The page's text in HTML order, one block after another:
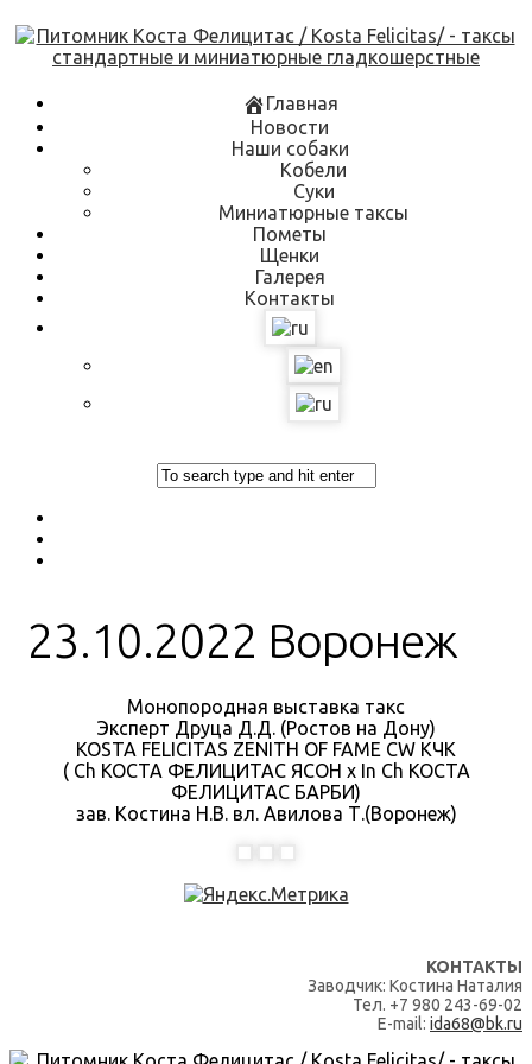
Skip
to
content
Главная
Новости
Наши собаки
Кобели
Суки
Миниатюрные таксы
Пометы
Щенки
Галерея
Контакты
23.10.2022 Воронеж
Монопородная выставка такс
Эксперт Друца Д.Д. (Ростов на Дону)
KOSTA FELICITAS ZENITH OF FAME CW КЧК
( Ch КОСТА ФЕЛИЦИТАС ЯСОН x In Ch КОСТА
ФЕЛИЦИТАС БАРБИ)
зав. Костина Н.В. вл. Авилова Т.(Воронеж)
КОНТАКТЫ
Заводчик: Костина Наталия
Тел. +7 980 243-69-02
E-mail: ida68@bk.ru